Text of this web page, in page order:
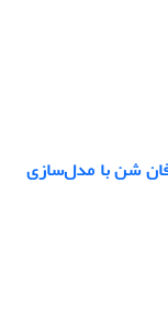
شن با مدل‌سازی